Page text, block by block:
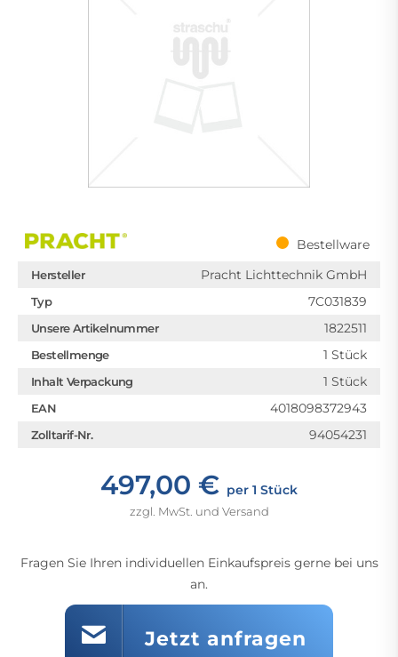
Bestellware
Hersteller Pracht Lichttechnik GmbH
Typ 7C031839
Unsere Artikelnummer 1822511
Bestellmenge 1 Stück
Inhalt Verpackung 1 Stück
EAN 4018098372943
Zolltarif-Nr. 94054231
497,00 € per 1 Stück
zzgl. MwSt. und Versand
Fragen Sie Ihren individuellen Einkaufspreis gerne bei uns
an.
Jetzt anfragen